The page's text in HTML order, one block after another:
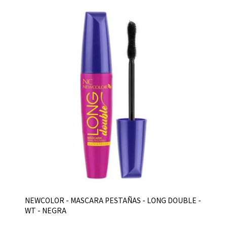
NEWCOLOR - MASCARA PESTAÑAS - LONG DOUBLE -
WT - NEGRA